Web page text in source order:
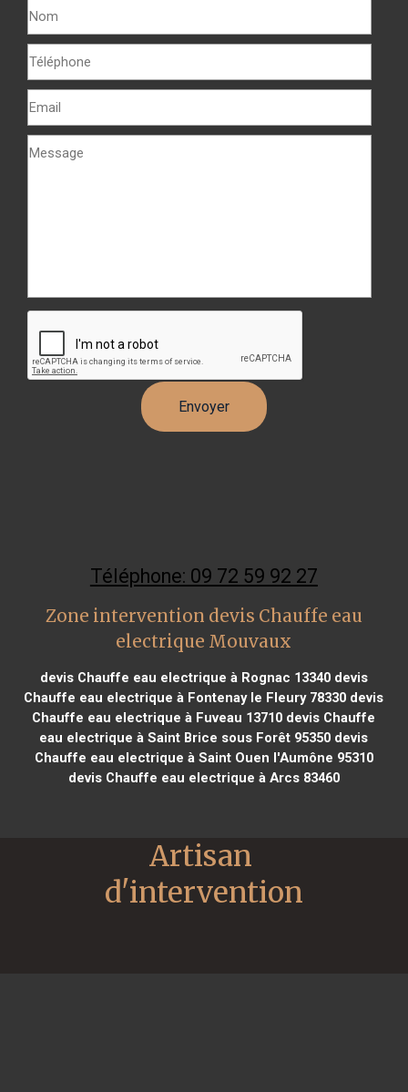
Téléphone: 09 72 59 92 27
Zone intervention devis Chauffe eau
electrique Mouvaux
devis Chauffe eau electrique à Rognac 13340devis
Chauffe eau electrique à Fontenay le Fleury 78330 devis
Chauffe eau electrique à Fuveau 13710 devis Chauffe
eau electrique à Saint Brice sous Forêt 95350 devis
Chauffe eau electrique à Saint Ouen l'Aumône 95310
devis Chauffe eau electrique à Arcs 83460
Artisan
d'intervention